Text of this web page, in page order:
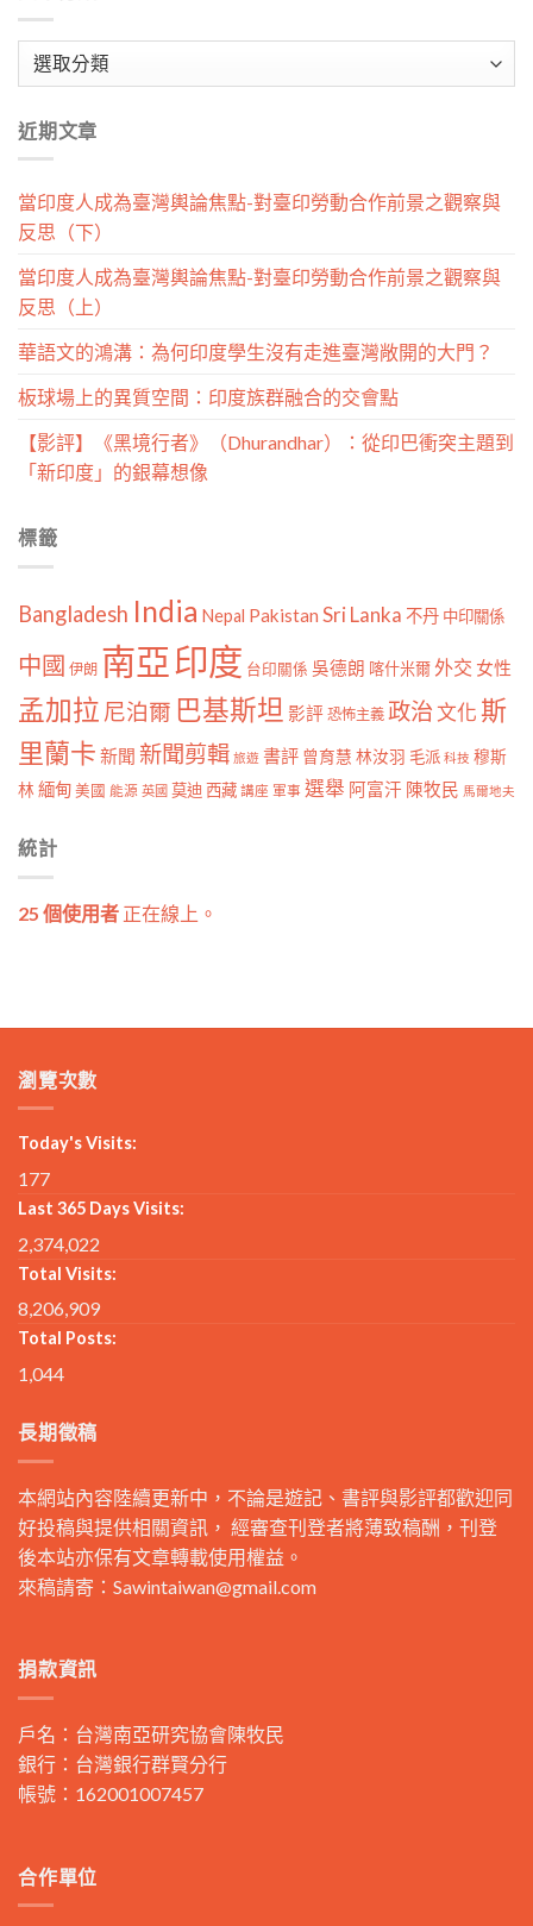
類
近期文章
當印度人成為臺灣輿論焦點-對臺印勞動合作前景之觀察與
反思（下）
當印度人成為臺灣輿論焦點-對臺印勞動合作前景之觀察與
反思（上）
華語文的鴻溝：為何印度學生沒有走進臺灣敞開的大門？
板球場上的異質空間：印度族群融合的交會點
【影評】《黑境行者》（Dhurandhar）：從印巴衝突主題到
「新印度」的銀幕想像
標籤
Bangladesh India Nepal Pakistan Sri Lanka 不丹 中印關係
中國 伊朗 南亞印度 台印關係 吳德朗 喀什米爾外交 女性
孟加拉 尼泊爾 巴基斯坦 影評 恐怖主義 政治文化斯
里蘭卡 新聞 新聞剪輯 旅遊 書評 曾育慧 林汝羽 毛派 科技 穆斯
林 緬甸 美國 能源 英國 莫迪 西藏 講座 軍事 選舉 阿富汗 陳牧民 馬爾地夫
統計
25 個使用者 正在線上。
瀏覽次數
Today's Visits:
177
Last 365 Days Visits:
2,374,022
Total Visits:
8,206,909
Total Posts:
1,044
長期徵稿
本網站內容陸續更新中，不論是遊記、書評與影評都歡迎同
好投稿與提供相關資訊， 經審查刊登者將薄致稿酬，刊登
後本站亦保有文章轉載使用權益。
來稿請寄： Sawintaiwan@gmail.com
捐款資訊
戶名：台灣南亞研究協會陳牧民
銀行：台灣銀行群賢分行
帳號：162001007457
合作單位